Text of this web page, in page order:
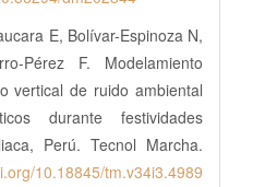
E, Bolívar-Espinoza N,
Pérez F. Modelamiento
vertical de ruido ambiental
durante festividades
Perú. Tecnol Marcha.
10.18845/tm.v34i3.4989